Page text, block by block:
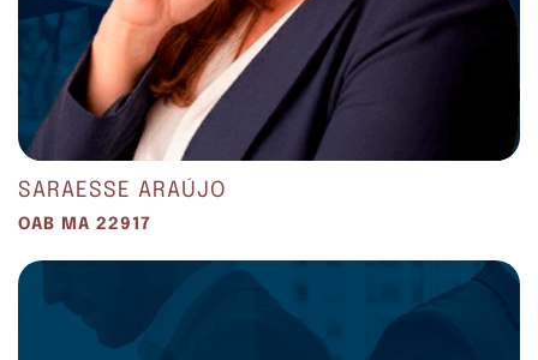
SARAESSE ARAÚJO
OAB MA 22917